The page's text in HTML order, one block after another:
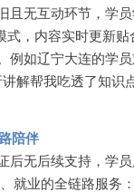
无互动环节，学
式，内容实时更新
例如辽宁大连的学
解帮我吃透了知识
陪伴
后无后续支持，学
就业的全链路服务：